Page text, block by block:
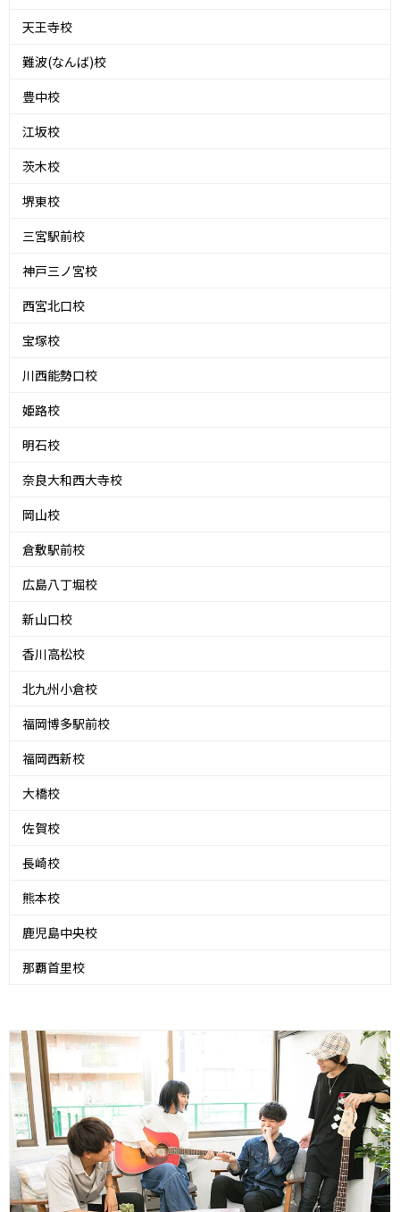
天王寺校
難波(なんば)校
豊中校
江坂校
茨木校
堺東校
三宮駅前校
神戸三ノ宮校
西宮北口校
宝塚校
川西能勢口校
姫路校
明石校
奈良大和西大寺校
岡山校
倉敷駅前校
広島八丁堀校
新山口校
香川高松校
北九州小倉校
福岡博多駅前校
福岡西新校
大橋校
佐賀校
長崎校
熊本校
鹿児島中央校
那覇首里校